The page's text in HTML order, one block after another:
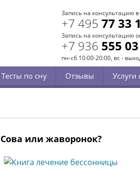
Запись на консультацию
+7 495 77 33
Запись на консультацию
+7 936 555
пн-сб 10:00-20:00, вс -
Тесты по сну Отзывы
Сова или жаворонок?